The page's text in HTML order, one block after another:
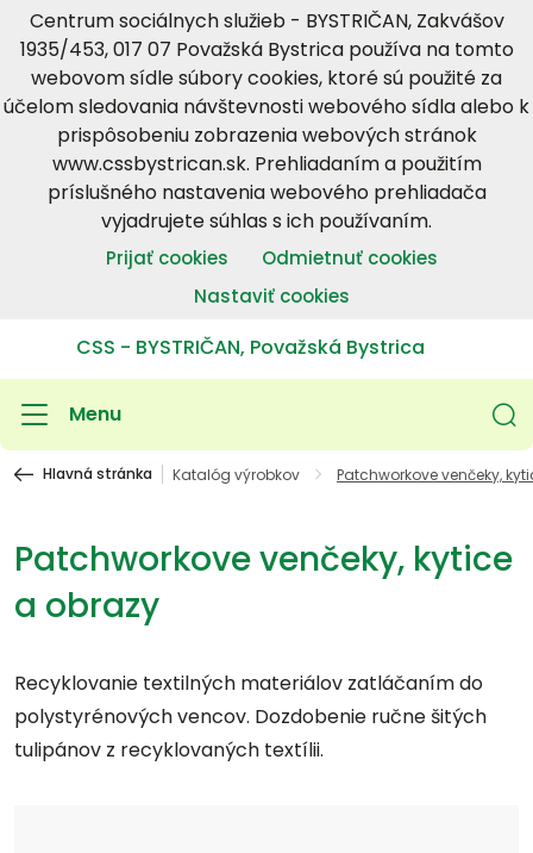
Centrum sociálnych služieb - BYSTRIČAN, Zakvášov
1935/453, 017 07 Považská Bystrica používa na tomto
webovom sídle súbory cookies, ktoré sú použité za
účelom sledovania návštevnosti webového sídla alebo k
prispôsobeniu zobrazenia webových stránok
www.cssbystrican.sk. Prehliadaním a použitím
príslušného nastavenia webového prehliadača
vyjadrujete súhlas s ich používaním.
Prijať cookies
Odmietnuť cookies
Nastaviť cookies
CSS - BYSTRIČAN, Považská Bystrica
Menu
Hlavná stránka Katalóg výrobkov Patchworkove venčeky,
Patchworkove venčeky, kytice
a obrazy
Recyklovanie textilných materiálov zatláčaním do
polystyrénových vencov. Dozdobenie ručne šitých
tulipánov z recyklovaných textílii.